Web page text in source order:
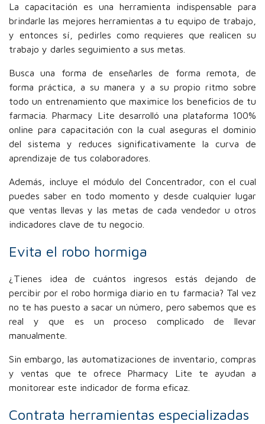
La capacitación es una herramienta indispensable para
brindarle las mejores herramientas a tu equipo de trabajo,
y entonces sí, pedirles como requieres que realicen su
trabajo y darles seguimiento a sus metas.
Busca una forma de enseñarles de forma remota, de
forma práctica, a su manera y a su propio ritmo sobre
todo un entrenamiento que maximice los beneficios de tu
farmacia. Pharmacy Lite desarrolló una plataforma 100%
online para capacitación con la cual aseguras el dominio
del sistema y reduces significativamente la curva de
aprendizaje de tus colaboradores.
Además, incluye el módulo del Concentrador, con el cual
puedes saber en todo momento y desde cualquier lugar
que ventas llevas y las metas de cada vendedor u otros
indicadores clave de tu negocio.
Evita el robo hormiga
¿Tienes idea de cuántos ingresos estás dejando de
percibir por el robo hormiga diario en tu farmacia? Tal vez
no te has puesto a sacar un número, pero sabemos que es
real y que es un proceso complicado de llevar
manualmente.
Sin embargo, las automatizaciones de inventario, compras
y ventas que te ofrece Pharmacy Lite te ayudan a
monitorear este indicador de forma eficaz.
Contrata herramientas especializadas